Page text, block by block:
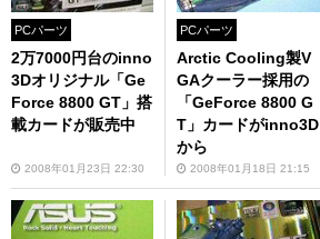
PCパーツ
2万7000円台のinno
3Dオリジナル「Ge
Force 8800 GT」搭
載カードが販売中
2008年01月23日 22:30
PCパーツ
Arctic Cooling製V
GAクーラー採用の
「GeForce 8800 G
T」カードがinno3D
から
2008年01月18日 21:15